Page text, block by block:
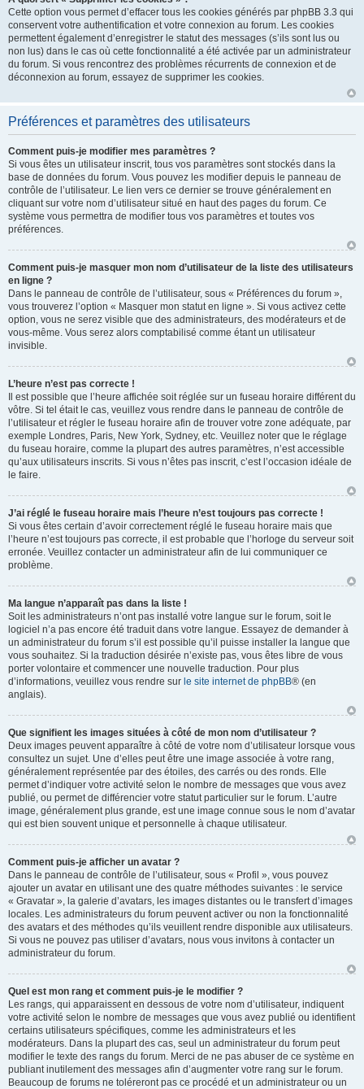
Cette option vous permet d’effacer tous les cookies générés par phpBB 3.3 qui
conservent votre authentification et votre connexion au forum. Les cookies
permettent également d’enregistrer le statut des messages (s’ils sont lus ou
non lus) dans le cas où cette fonctionnalité a été activée par un administrateur
du forum. Si vous rencontrez des problèmes récurrents de connexion et de
déconnexion au forum, essayez de supprimer les cookies.
Préférences et paramètres des utilisateurs
Comment puis-je modifier mes paramètres ?
Si vous êtes un utilisateur inscrit, tous vos paramètres sont stockés dans la
base de données du forum. Vous pouvez les modifier depuis le panneau de
contrôle de l’utilisateur. Le lien vers ce dernier se trouve généralement en
cliquant sur votre nom d’utilisateur situé en haut des pages du forum. Ce
système vous permettra de modifier tous vos paramètres et toutes vos
préférences.
Comment puis-je masquer mon nom d’utilisateur de la liste des utilisateurs
en ligne ?
Dans le panneau de contrôle de l’utilisateur, sous « Préférences du forum »,
vous trouverez l’option « Masquer mon statut en ligne ». Si vous activez cette
option, vous ne serez visible que des administrateurs, des modérateurs et de
vous-même. Vous serez alors comptabilisé comme étant un utilisateur
invisible.
L’heure n’est pas correcte !
Il est possible que l’heure affichée soit réglée sur un fuseau horaire différent du
vôtre. Si tel était le cas, veuillez vous rendre dans le panneau de contrôle de
l’utilisateur et régler le fuseau horaire afin de trouver votre zone adéquate, par
exemple Londres, Paris, New York, Sydney, etc. Veuillez noter que le réglage
du fuseau horaire, comme la plupart des autres paramètres, n’est accessible
qu’aux utilisateurs inscrits. Si vous n’êtes pas inscrit, c’est l’occasion idéale de
le faire.
J’ai réglé le fuseau horaire mais l’heure n’est toujours pas correcte !
Si vous êtes certain d’avoir correctement réglé le fuseau horaire mais que
l’heure n’est toujours pas correcte, il est probable que l’horloge du serveur soit
erronée. Veuillez contacter un administrateur afin de lui communiquer ce
problème.
Ma langue n’apparaît pas dans la liste !
Soit les administrateurs n’ont pas installé votre langue sur le forum, soit le
logiciel n’a pas encore été traduit dans votre langue. Essayez de demander à
un administrateur du forum s’il est possible qu’il puisse installer la langue que
vous souhaitez. Si la traduction désirée n’existe pas, vous êtes libre de vous
porter volontaire et commencer une nouvelle traduction. Pour plus
d’informations, veuillez vous rendre sur le site internet de phpBB® (en
anglais).
Que signifient les images situées à côté de mon nom d’utilisateur ?
Deux images peuvent apparaître à côté de votre nom d’utilisateur lorsque vous
consultez un sujet. Une d’elles peut être une image associée à votre rang,
généralement représentée par des étoiles, des carrés ou des ronds. Elle
permet d’indiquer votre activité selon le nombre de messages que vous avez
publié, ou permet de différencier votre statut particulier sur le forum. L’autre
image, généralement plus grande, est une image connue sous le nom d’avatar
qui est bien souvent unique et personnelle à chaque utilisateur.
Comment puis-je afficher un avatar ?
Dans le panneau de contrôle de l’utilisateur, sous « Profil », vous pouvez
ajouter un avatar en utilisant une des quatre méthodes suivantes : le service
« Gravatar », la galerie d’avatars, les images distantes ou le transfert d’images
locales. Les administrateurs du forum peuvent activer ou non la fonctionnalité
des avatars et des méthodes qu’ils veuillent rendre disponible aux utilisateurs.
Si vous ne pouvez pas utiliser d’avatars, nous vous invitons à contacter un
administrateur du forum.
Quel est mon rang et comment puis-je le modifier ?
Les rangs, qui apparaissent en dessous de votre nom d’utilisateur, indiquent
votre activité selon le nombre de messages que vous avez publié ou identifient
certains utilisateurs spécifiques, comme les administrateurs et les
modérateurs. Dans la plupart des cas, seul un administrateur du forum peut
modifier le texte des rangs du forum. Merci de ne pas abuser de ce système en
publiant inutilement des messages afin d’augmenter votre rang sur le forum.
Beaucoup de forums ne toléreront pas ce procédé et un administrateur ou un